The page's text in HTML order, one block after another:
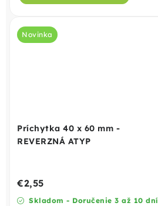
Príchytka 40 x 60 mm -
REVERZNÁ ATYP
Novinka
Skladom - Doručenie 3 až 10 dní
€2,55